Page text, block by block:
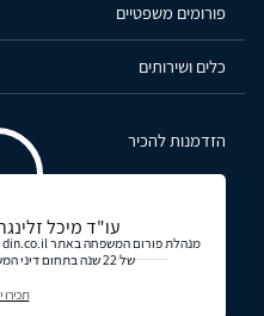
פורומים משפטיים
כלים ושירותים
הזדמנות להכיר
עו"ד מיכל
של 22 שנה בתחום דיני המשפחה לרבות ידועים בציבור,
תכירו